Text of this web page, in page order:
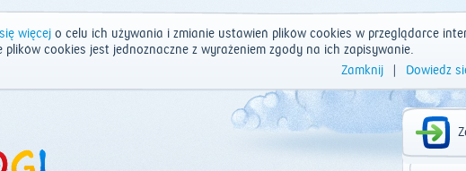
więcejo celu ich używania i zmianie ustawień plików cookies w przeglądarce
cookies jest jednoznaczne z wyrażeniem zgody na ich zapisywanie.
Zamknij
Dowiedz